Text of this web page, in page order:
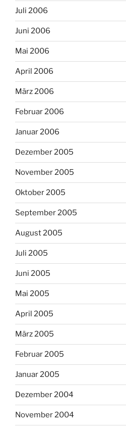
Juli 2006
Juni 2006
Mai 2006
April 2006
März 2006
Februar 2006
Januar 2006
Dezember 2005
November 2005
Oktober 2005
September 2005
August 2005
Juli 2005
Juni 2005
Mai 2005
April 2005
März 2005
Februar 2005
Januar 2005
Dezember 2004
November 2004